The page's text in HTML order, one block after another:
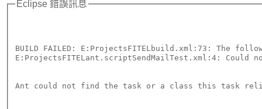
Eclipse 錯誤訊息
BUILD FAILED: E:ProjectsFITELbuild.xml:73: The
E:ProjectsFITELant.scriptSendMailTest.xml:4:
Ant could not find the task or a class this task